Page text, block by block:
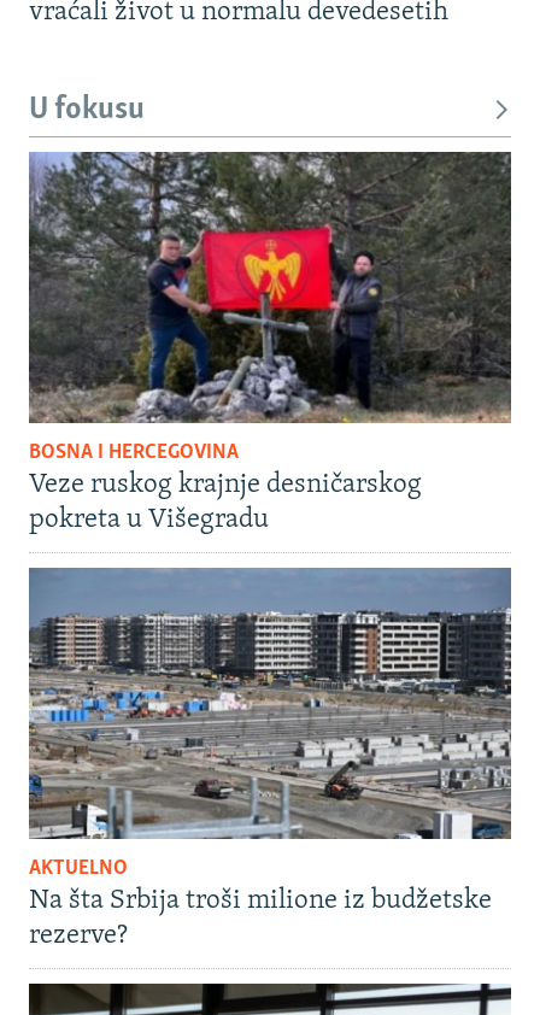
vraćali život u normalu devedesetih
U fokusu
BOSNA I HERCEGOVINA
Veze ruskog krajnje desničarskog
pokreta u Višegradu
AKTUELNO
Na šta Srbija troši milione iz budžetske
rezerve?